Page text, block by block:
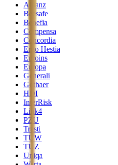
Allianz
Beesafe
Benefia
Compensa
Concordia
Ergo Hestia
Euroins
Europa
Generali
Gothaer
HDI
InterRisk
Link4
PZU
Trasti
TUW
TUZ
Uniqa